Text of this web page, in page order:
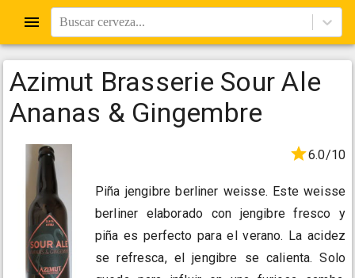
Buscar cerveza...
Azimut Brasserie Sour Ale
Ananas & Gingembre
6.0/10
Piña jengibre berliner weisse. Este weisse
berliner elaborado con jengibre fresco y
piña es perfecto para el verano. La acidez
se refresca, el jengibre se calienta. Solo